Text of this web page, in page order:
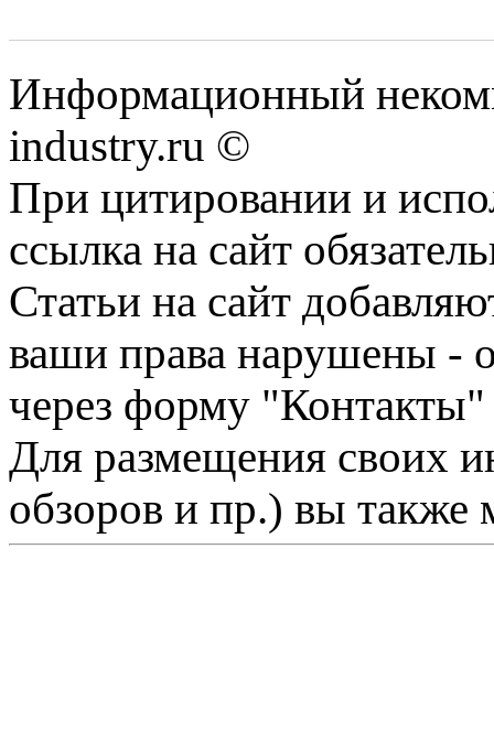
Информационный
industry.ru ©
При цитировании и
ссылка на сайт
Статьи на сайт
ваши права нарушены -
через форму "Контакты"
Для размещения своих
обзоров и пр.) вы также